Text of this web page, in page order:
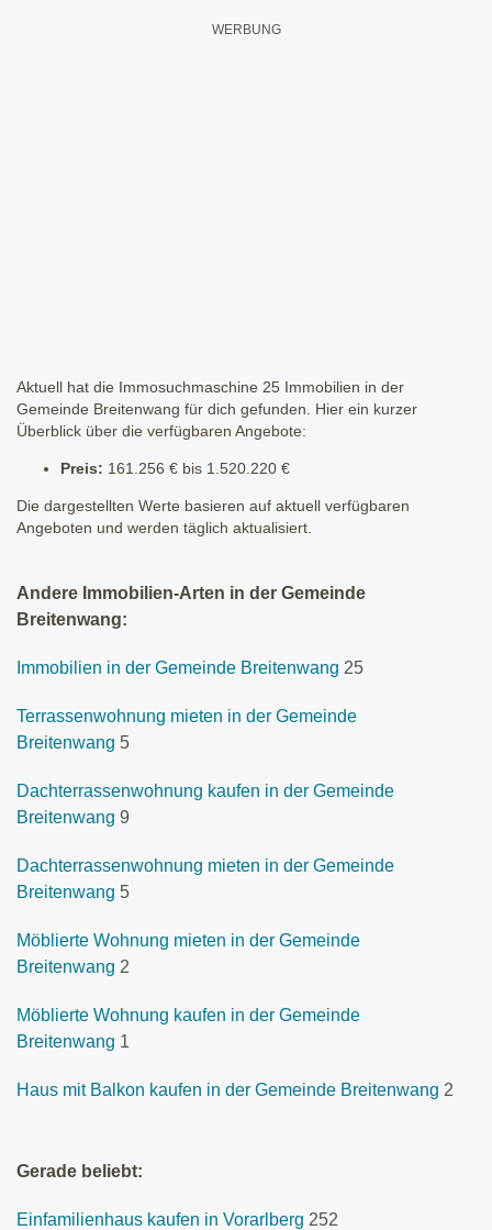
Aktuell hat die Immosuchmaschine 25 Immobilien in der
Gemeinde Breitenwang für dich gefunden. Hier ein kurzer
Überblick über die verfügbaren Angebote:
Preis: 161.256 € bis 1.520.220 €
Die dargestellten Werte basieren auf aktuell verfügbaren
Angeboten und werden täglich aktualisiert.
Andere Immobilien-Arten in der Gemeinde
Breitenwang:
Immobilien in der Gemeinde Breitenwang 25
Terrassenwohnung mieten in der Gemeinde
Breitenwang 5
Dachterrassenwohnung kaufen in der Gemeinde
Breitenwang 9
Dachterrassenwohnung mieten in der Gemeinde
Breitenwang 5
Möblierte Wohnung mieten in der Gemeinde
Breitenwang 2
Möblierte Wohnung kaufen in der Gemeinde
Breitenwang 1
Haus mit Balkon kaufen in der Gemeinde Breitenwang 2
Gerade beliebt:
Einfamilienhaus kaufen in Vorarlberg 252